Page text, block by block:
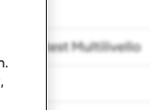
– Contest Multilivello